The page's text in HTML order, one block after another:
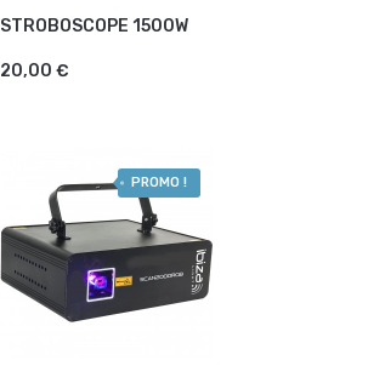
STROBOSCOPE 1500W
20,00 €
AJOUTER AU PANIER
PROMO !